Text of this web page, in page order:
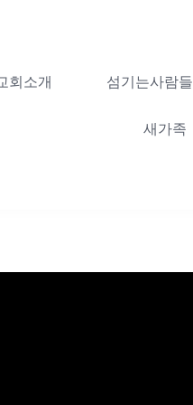
회소개 섬기는사람들
새가족